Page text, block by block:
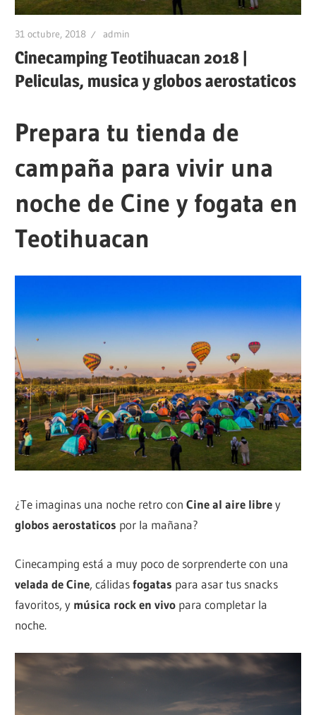
31 octubre, 2018 admin
Cinecamping Teotihuacan 2018 |
Peliculas, musica y globos aerostaticos
Prepara tu tienda de
campaña para vivir una
noche de Cine y fogata en
Teotihuacan
¿Te imaginas una noche retro conCine al aire librey
globos aerostaticos por la mañana?
Cinecamping está a muy poco de sorprenderte con una
velada de Cine, cálidasfogatas para asar tus snacks
favoritos, y música rock en vivo para completar la
noche.